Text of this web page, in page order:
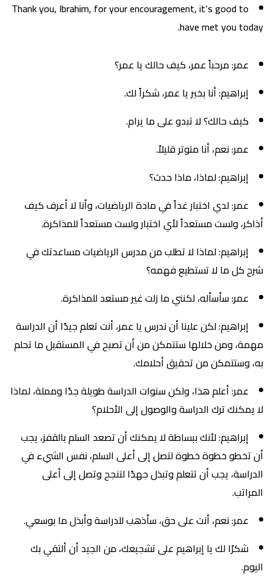
Thank you, Ibrahim, for your encouragement, it’s good to
have met you today.
عمر: مرحباً عمر، كيف حالك يا عمر؟
إبراهيم: أنا بخير يا عمر، شكراً لك.
كيف حالك؟ لا تبدو على ما يرام.
عمر: نعم، أنا متوتر قليلاً.
إبراهيم: لماذا، ماذا حدث؟
عمر: لدي اختبار غداً في مادة الرياضيات، وأنا لا أعرف كيف
أذاكر، ولست مستعداً لأي اختبار ولست مستعداً للمذاكرة.
إبراهيم: لماذا لا تطلب من مدرس الرياضيات مساعدتك في
شرح كل ما لا تستطيع فهمه؟
عمر: سأسأله، لكنني ما زلت غير مستعد للمذاكرة.
إبراهيم: لكن علينا أن ندرس يا عمر، أنت تعلم جيدًا أن الدراسة
مهمة، ومن خلالها ستتمكن من أن تصبح في المستقبل ما تحلم
به، وستتمكن من تحقيق أحلامك.
عمر: أعلم هذا، ولكن سنوات الدراسة طويلة جدًا ومملة، لماذا
لا يمكنك ترك الدراسة والوصول إلى الأحلام؟
إبراهيم: لأنك ببساطة لا يمكنك أن تصعد السلم بالقفز، يجب
أن تخطو خطوة خطوة لتصل إلى أعلى السلم، نفس الشيء في
الدراسة، يجب أن تتعلم وتبذل جهدًا لتنجح وتصل إلى أعلى
المراتب.
عمر: نعم، أنت على حق، سأذهب للدراسة وأبذل ما بوسعي.
شكرًا لك يا إبراهيم على تشجيعك، من الجيد أن ألتقي بك
اليوم.